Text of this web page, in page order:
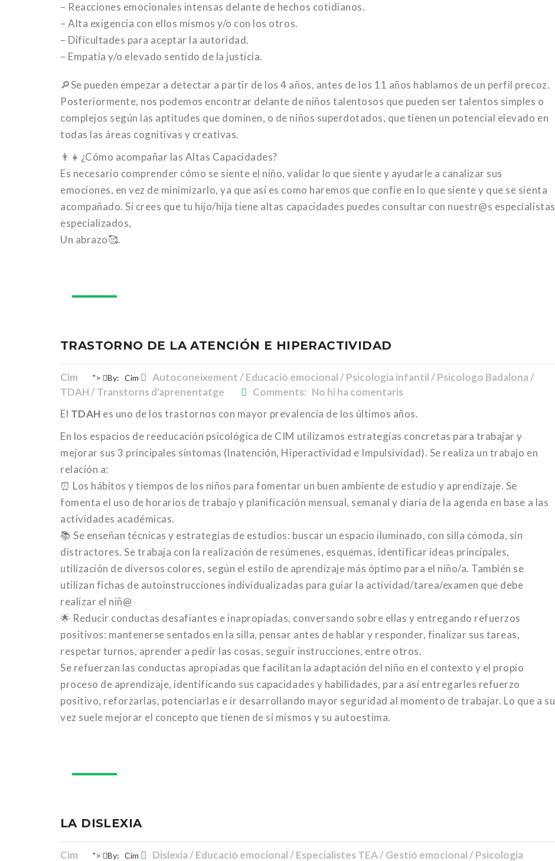
– Reacciones emocionales intensas delante de hechos cotidianos.
– Alta exigencia con ellos mismos y/o con los otros.
– Dificultades para aceptar la autoridad.
– Empatía y/o elevado sentido de la justicia.
🔎Se pueden empezar a detectar a partir de los 4 años, antes de los 11 años hablamos de un perfil precoz.
Posteriormente, nos podemos encontrar delante de niños talentosos que pueden ser talentos simples o
complejos según las aptitudes que dominen, o de niños superdotados, que tienen un potencial elevado en
todas las áreas cognitivas y creativas.
👨‍👧¿Cómo acompañar las Altas Capacidades?
Es necesario comprender cómo se siente el niño, validar lo que siente y ayudarle a canalizar sus
emociones, en vez de minimizarlo, ya que así es como haremos que confíe en lo que siente y que se sienta
acompañado. Si crees que tu hijo/hija tiene altas capacidades puedes consultar con nuestr@s especialistas
especializados,
Un abrazo🥰.
TRASTORNO DE LA ATENCIÓN E HIPERACTIVIDAD
Cim "> By: Cim
Autoconeixement / Educació emocional / Psicologia infantil / Psicologo Badalona /
TDAH / Transtorns d'aprenentatge
Comments: No hi ha comentaris
El TDAH es uno de los trastornos con mayor prevalencia de los últimos años.
En los espacios de reeducación psicológica de CIM utilizamos estrategias concretas para trabajar y
mejorar sus 3 principales síntomas (Inatención, Hiperactividad e Impulsividad). Se realiza un trabajo en
relación a:
⏰ Los hábitos y tiempos de los niños para fomentar un buen ambiente de estudio y aprendizaje. Se
fomenta el uso de horarios de trabajo y planificación mensual, semanal y diaria de la agenda en base a las
actividades académicas.
📚 Se enseñan técnicas y estrategias de estudios: buscar un espacio iluminado, con silla cómoda, sin
distractores. Se trabaja con la realización de resúmenes, esquemas, identificar ideas principales,
utilización de diversos colores, según el estilo de aprendizaje más óptimo para el niño/a. También se
utilizan fichas de autoinstrucciones individualizadas para guiar la actividad/tarea/examen que debe
realizar el niñ@
🌟 Reducir conductas desafiantes e inapropiadas, conversando sobre ellas y entregando refuerzos
positivos: mantenerse sentados en la silla, pensar antes de hablar y responder, finalizar sus tareas,
respetar turnos, aprender a pedir las cosas, seguir instrucciones, entre otros.
Se refuerzan las conductas apropiadas que facilitan la adaptación del niño en el contexto y el propio
proceso de aprendizaje, identificando sus capacidades y habilidades, para así entregarles refuerzo
positivo, reforzarlas, potenciarlas e ir desarrollando mayor seguridad al momento de trabajar. Lo que a su
vez suele mejorar el concepto que tienen de sí mismos y su autoestima.
LA DISLEXIA
Cim "> By: Cim Dislexia / Educació emocional / Especialistes TEA / Gestió emocional / Psicologia